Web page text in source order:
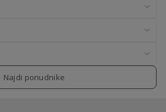
Najdi ponudnike